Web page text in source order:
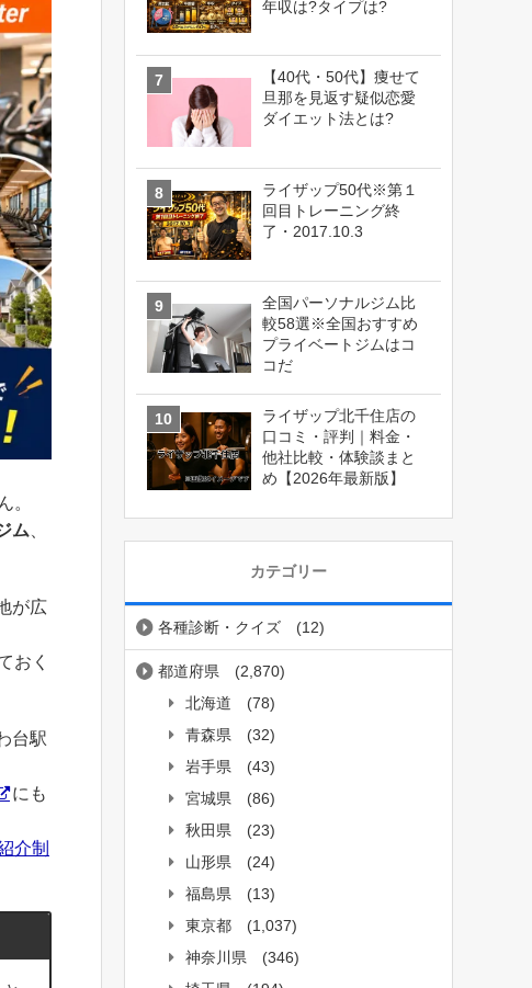
。
ム
が広
おく
台駅
にも
介制
年収は?タイプは?
【40代・50代】痩せて
旦那を見返す疑似恋愛
ダイエット法とは?
ライザップ50代※第１
回目トレーニング終
了・2017.10.3
全国パーソナルジム比
較58選※全国おすすめ
プライベートジムはコ
コだ
ライザップ北千住店の
口コミ・評判｜料金・
他社比較・体験談まと
め【2026年最新版】
カテゴリー
各種診断・クイズ (12)
都道府県
(2,870)
北海道
(78)
青森県
(32)
岩手県
(43)
宮城県
(86)
秋田県
(23)
山形県
(24)
福島県
(13)
東京都
(1,037)
神奈川県
(346)